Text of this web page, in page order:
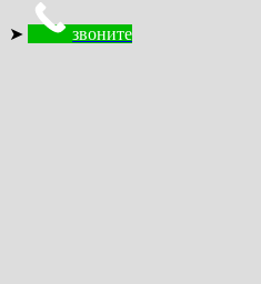
➤ звоните